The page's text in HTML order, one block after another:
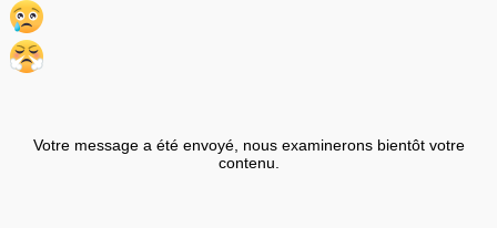
Votre message a été envoyé, nous examinerons bientôt votre
contenu.